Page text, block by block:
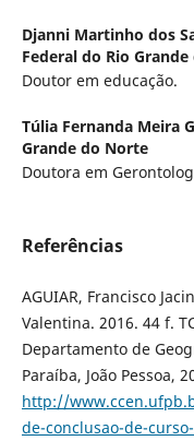
Djanni Martinho dos
Federal do Rio
Doutor em educação.
Túlia Fernanda Meira
Grande do Norte
Doutora em
Referências
AGUIAR, Francisco
Valentina. 2016. 44 f.
Departamento de
Paraíba, João Pessoa,
http://
de-conclusao-de-